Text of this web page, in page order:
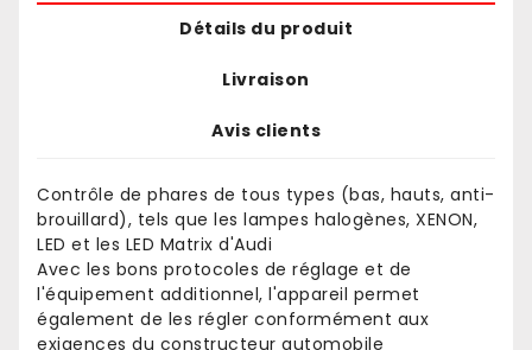
Détails du produit
Livraison
Avis clients
Contrôle de phares de tous types (bas, hauts, anti-
brouillard), tels que les lampes halogènes, XENON,
LED et les LED Matrix d'Audi
Avec les bons protocoles de réglage et de
l'équipement additionnel, l'appareil permet
également de les régler conformément aux
exigences du constructeur automobile